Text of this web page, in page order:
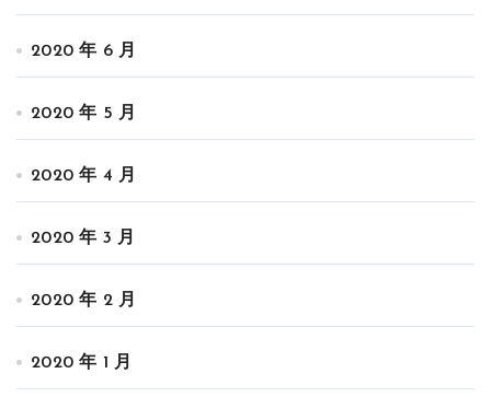
2020 年 6 月
2020 年 5 月
2020 年 4 月
2020 年 3 月
2020 年 2 月
2020 年 1 月